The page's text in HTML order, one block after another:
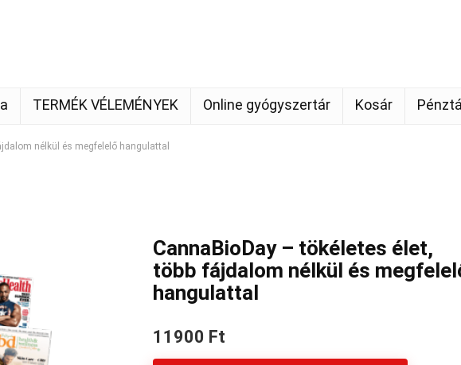
TERMÉK VÉLEMÉNYEK Online gyógyszertár Kosár
nélkül és megfelelő hangulattal
CannaBioDay – tökéletes élet,
több fájdalom nélkül és
hangulattal
11900 Ft